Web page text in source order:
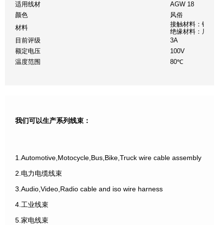
适用线材
AGW 18
颜色
风俗
材料
接触材料：铜
绝缘材料：尼龙
目前评级
3A
额定电压
100V
温度范围
80℃
我们可以生产系列线束：
1.Automotive,Motocycle,Bus,Bike,Truck wire cable assembly
2.电力电缆线束
3.Audio,Video,Radio cable and iso wire harness
4.工业线束
5.家电线束